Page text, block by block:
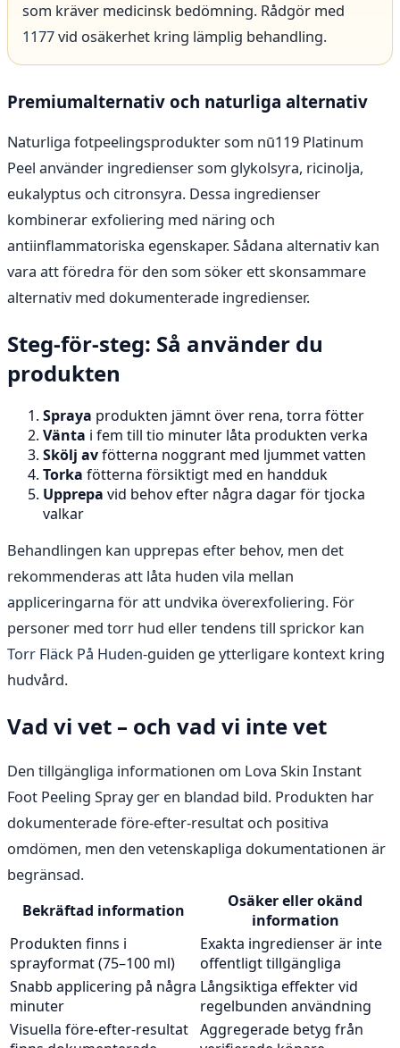
som kräver medicinsk bedömning. Rådgör med
1177vid osäkerhet kring lämplig behandling.
Premiumalternativ och naturliga alternativ
Naturliga fotpeelingsprodukter som nū119 Platinum
Peel använder ingredienser som glykolsyra, ricinolja,
eukalyptus och citronsyra. Dessa ingredienser
kombinerar exfoliering med näring och
antiinflammatoriska egenskaper. Sådana alternativ kan
vara att föredra för den som söker ett skonsammare
alternativ med dokumenterade ingredienser.
Steg-för-steg: Så använder du
produkten
Spraya produkten jämnt över rena, torra fötter
Vänta i fem till tio minuter låta produkten verka
Skölj avfötterna noggrant med ljummet vatten
Torka fötterna försiktigt med en handduk
Upprepa vid behov efter några dagar för tjocka
valkar
Behandlingen kan upprepas efter behov, men det
rekommenderas att låta huden vila mellan
appliceringarna för att undvika överexfoliering. För
personer med torr hud eller tendens till sprickor kan
Torr Fläck På Huden-guiden ge ytterligare kontext kring
hudvård.
Vad vi vet – och vad vi inte vet
Den tillgängliga informationen om Lova Skin Instant
Foot Peeling Spray ger en blandad bild. Produkten har
dokumenterade före-efter-resultat och positiva
omdömen, men den vetenskapliga dokumentationen är
begränsad.
Bekräftad information
Osäker eller okänd
information
Produkten finns i
sprayformat (75–100 ml)
Exakta ingredienser är inte
offentligt tillgängliga
Snabb applicering på några
minuter
Långsiktiga effekter vid
regelbunden användning
Visuella före-efter-resultat Aggregerade betyg från